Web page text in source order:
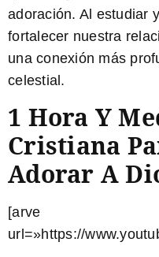
adoración. Al estudiar
fortalecer nuestra
una conexión más
celestial.
1 Hora Y
Cristiana
Adorar A
[arve
url=»https://